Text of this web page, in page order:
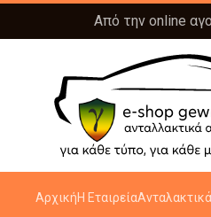
Από την online
ΑρχικήΗ ΕταιρείαΑνταλακτικά